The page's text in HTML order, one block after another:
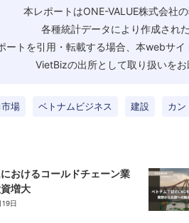
本レポートはONE-VALUE株式会社
各種統計データにより作成された
ートを引用・転載する場合、本webサイ
VietBizの出所として取り扱いをお
場 ベトナムビジネス 建設 カン
おけるコールドチェーン業
増大
日